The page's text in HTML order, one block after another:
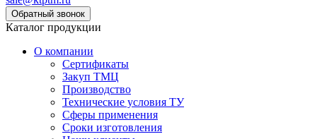
Каталог продукции
О компании
Сертификаты
Закуп ТМЦ
Производство
Технические условия ТУ
Сферы применения
Сроки изготовления